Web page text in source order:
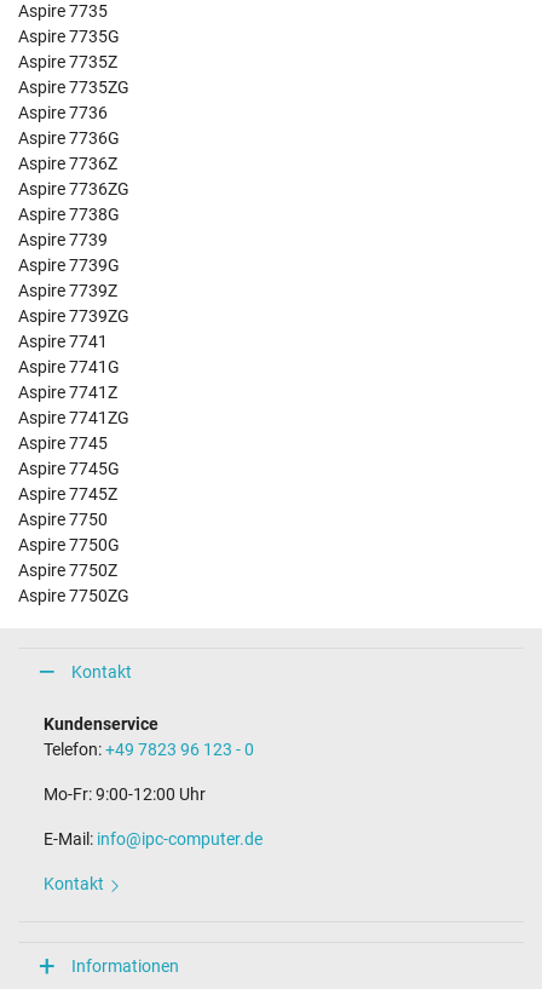
Aspire 7735
Aspire 7735G
Aspire 7735Z
Aspire 7735ZG
Aspire 7736
Aspire 7736G
Aspire 7736Z
Aspire 7736ZG
Aspire 7738G
Aspire 7739
Aspire 7739G
Aspire 7739Z
Aspire 7739ZG
Aspire 7741
Aspire 7741G
Aspire 7741Z
Aspire 7741ZG
Aspire 7745
Aspire 7745G
Aspire 7745Z
Aspire 7750
Aspire 7750G
Aspire 7750Z
Aspire 7750ZG
Kontakt
Kundenservice
Telefon:+49 7823 96 123 - 0
Mo-Fr: 9:00-12:00 Uhr
E-Mail: info@ipc-computer.de
Kontakt
Informationen